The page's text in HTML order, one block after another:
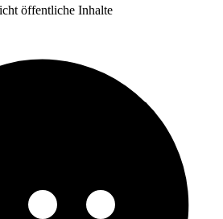
öffentliche Inhalte